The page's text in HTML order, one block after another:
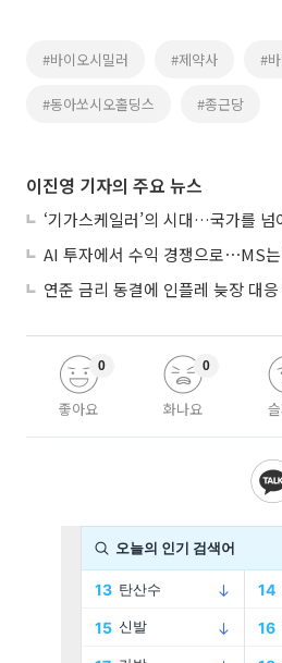
#바이오시밀러 #제약사 #
#동아쏘시오홀딩스 #종근당
이진영 기자의 주요 뉴스
‘기가스케일러’의 시대…국가를 넘
좋아요
0
화나요
0